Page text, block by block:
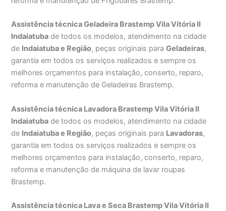
Assistência técnica Geladeira Brastemp Vila Vitória II
Indaiatuba de todos os modelos, atendimento na cidade
de Indaiatuba e Região, peças originais paraGeladeiras,
garantia em todos os serviços realizados e sempre os
melhores orçamentos para instalação, conserto, reparo,
reforma e manutenção de Geladeiras Brastemp.
Assistência técnica Lavadora Brastemp Vila Vitória II
Indaiatuba de todos os modelos, atendimento na cidade
de Indaiatuba e Região, peças originais para Lavadoras,
garantia em todos os serviços realizados e sempre os
melhores orçamentos para instalação, conserto, reparo,
reforma e manutenção de máquina de lavar roupas
Brastemp.
Assistência técnica Lava e Seca Brastemp Vila Vitória II